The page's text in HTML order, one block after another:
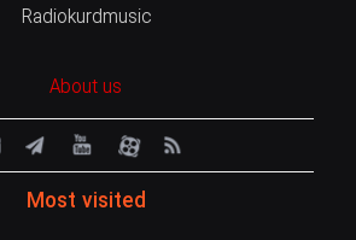
Radiokurdmusic
About us
Most visited